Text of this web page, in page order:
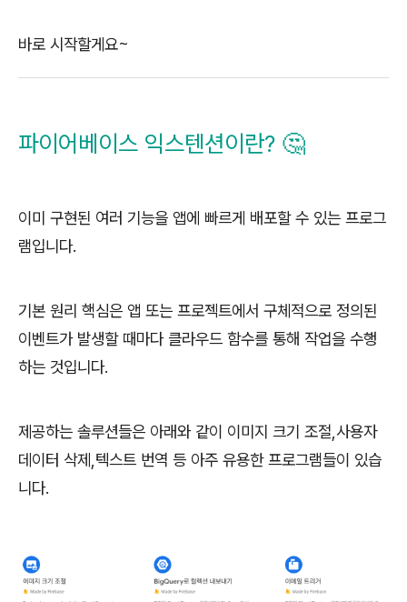
바로 시작할게요~
파이어베이스 익스텐션이란? 🤔
이미 구현된 여러 기능을 앱에 빠르게 배포할 수 있는 프로그
램입니다.
기본 원리 핵심은 앱 또는 프로젝트에서 구체적으로 정의된
이벤트가 발생할 때마다 클라우드 함수를 통해 작업을 수행
하는 것입니다.
제공하는 솔루션들은 아래와 같이 이미지 크기 조절,사용자
데이터 삭제,텍스트 번역 등 아주 유용한 프로그램들이 있습
니다.